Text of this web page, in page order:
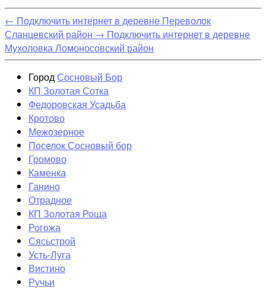
← Подключить интернет в деревне Переволок
Сланцевский район → Подключить интернет в деревне
Мухоловка Ломоносовский район
ГородСосновый Бор
КП Золотая Сотка
Федоровская Усадьба
Кротово
Межозерное
Поселок Сосновый бор
Громово
Каменка
Ганино
Отрадное
КП Золотая Роща
Рогожа
Сясьстрой
Усть-Луга
Вистино
Ручьи